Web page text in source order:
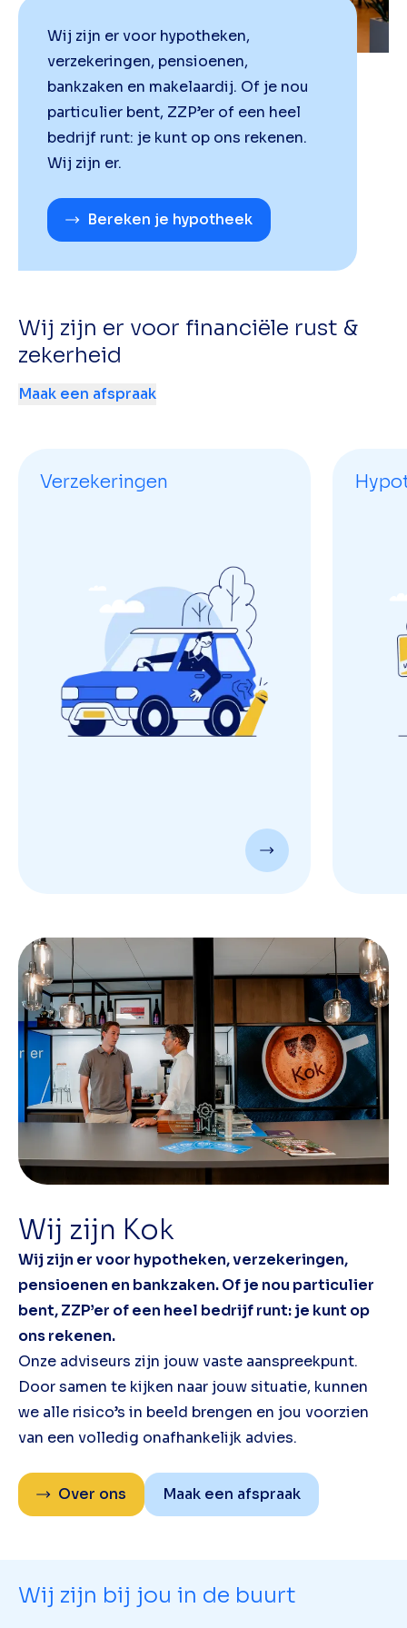
Wij zijn er voor hypotheken,
verzekeringen, pensioenen,
bankzaken en makelaardij. Of je nou
particulier bent, ZZP’er of een heel
bedrijf runt: je kunt op ons rekenen.
Wij zijn er.
Bereken je hypotheek
Wij zijn er voor financiële rust &
zekerheid
Maak een afspraak
Verzekeringen
Wij zijn Kok
Wij zijn er voor hypotheken, verzekeringen,
pensioenen en bankzaken. Of je nou particulier
bent, ZZP’er of een heel bedrijf runt: je kunt op
ons rekenen.
Onze adviseurs zijn jouw vaste aanspreekpunt.
Door samen te kijken naar jouw situatie, kunnen
we alle risico’s in beeld brengen en jou voorzien
van een volledig onafhankelijk advies.
Over ons Maak een afspraak
Wij zijn bij jou in de buurt